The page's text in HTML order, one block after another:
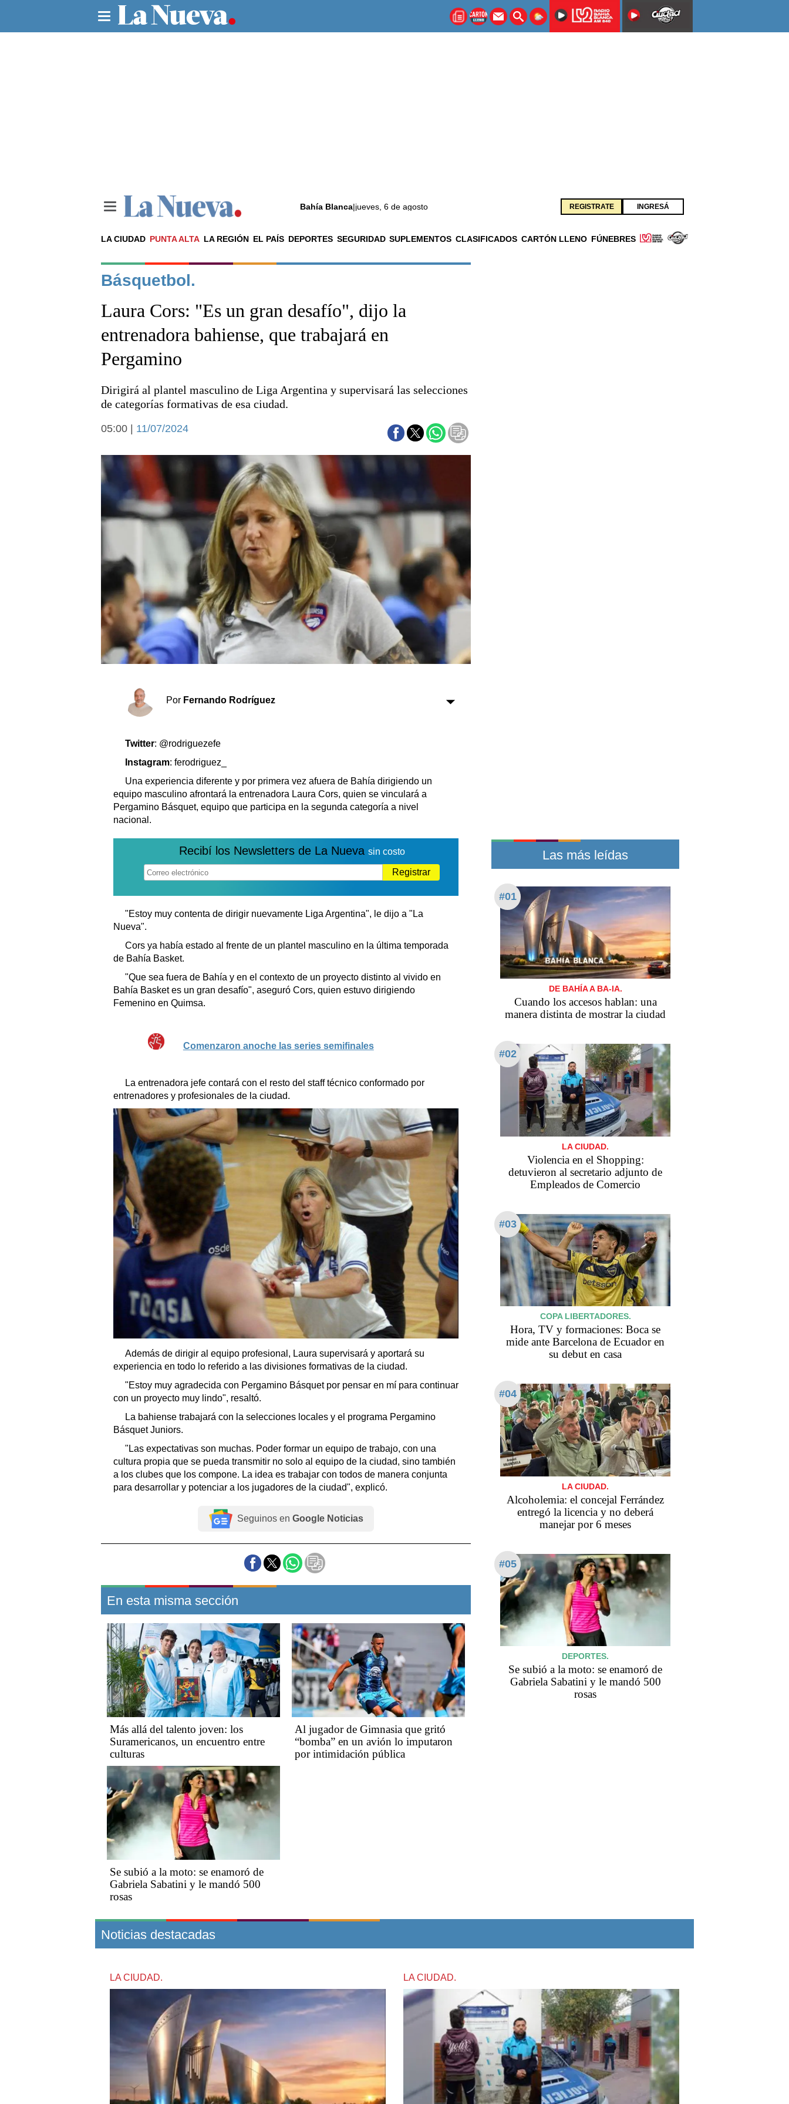
Bahía Blanca|jueves, 6 de agosto REGISTRATE INGRESÁ
LA CIUDAD PUNTA ALTA LA REGIÓN EL PAÍS DEPORTES SEGURIDAD SUPLEMENTOS CLASIFICADOS CARTÓN LLENO FÚNEBRES
Noticias
La ciudad
El país
Seguridad
Liga del Sur
Básquetbol
Arte y cultura
Cines
Economía y campo
Economía y finanzas
Con el campo
Espacio empresas
Sociedad y tiempo libre
Sociedad
Tecnología
Turismo
Salud
Es viral
El tiempo
Cartón Lleno
Fúnebres
Clasificados
Suplementos
Fúnebres
Edictos
Teléfonos de urgencia
Básquetbol.
Laura Cors: "Es un gran desafío", dijo la
entrenadora bahiense, que trabajará en
Pergamino
Dirigirá al plantel masculino de Liga Argentina y supervisará las selecciones
de categorías formativas de esa ciudad.
05:00 | 11/07/2024
Por Fernando Rodríguez
Twitter: @rodriguezefe
Instagram: ferodriguez_
Una experiencia diferente y por primera vez afuera de Bahía dirigiendo un
equipo masculino afrontará la entrenadora Laura Cors, quien se vinculará a
Pergamino Básquet, equipo que participa en la segunda categoría a nivel
nacional.
Recibí los Newsletters de La Nueva sin costo
Registrar
"Estoy muy contenta de dirigir nuevamente Liga Argentina", le dijo a "La
Nueva".
Cors ya había estado al frente de un plantel masculino en la última temporada
de Bahía Basket.
"Que sea fuera de Bahía y en el contexto de un proyecto distinto al vivido en
Bahía Basket es un gran desafío", aseguró Cors, quien estuvo dirigiendo
Femenino en Quimsa.
Comenzaron anoche las series semifinales
La entrenadora jefe contará con el resto del staff técnico conformado por
entrenadores y profesionales de la ciudad.
Además de dirigir al equipo profesional, Laura supervisará y aportará su
experiencia en todo lo referido a las divisiones formativas de la ciudad.
"Estoy muy agradecida con Pergamino Básquet por pensar en mí para continuar
con un proyecto muy lindo", resaltó.
La bahiense trabajará con la selecciones locales y el programa Pergamino
Básquet Juniors.
"Las expectativas son muchas. Poder formar un equipo de trabajo, con una
cultura propia que se pueda transmitir no solo al equipo de la ciudad, sino también
a los clubes que los compone. La idea es trabajar con todos de manera conjunta
para desarrollar y potenciar a los jugadores de la ciudad", explicó.
Seguinos en Google Noticias
En esta misma sección
Más allá del talento joven: los
Suramericanos, un encuentro entre
culturas
Al jugador de Gimnasia que gritó
“bomba” en un avión lo imputaron
por intimidación pública
Se subió a la moto: se enamoró de
Gabriela Sabatini y le mandó 500
rosas
Las más leídas
#01
DE BAHÍA A BA-IA.
Cuando los accesos hablan: una
manera distinta de mostrar la ciudad
#02
LA CIUDAD.
Violencia en el Shopping:
detuvieron al secretario adjunto de
Empleados de Comercio
#03
COPA LIBERTADORES.
Hora, TV y formaciones: Boca se
mide ante Barcelona de Ecuador en
su debut en casa
#04
LA CIUDAD.
Alcoholemia: el concejal Ferrández
entregó la licencia y no deberá
manejar por 6 meses
#05
DEPORTES.
Se subió a la moto: se enamoró de
Gabriela Sabatini y le mandó 500
rosas
Noticias destacadas
LA CIUDAD. LA CIUDAD.